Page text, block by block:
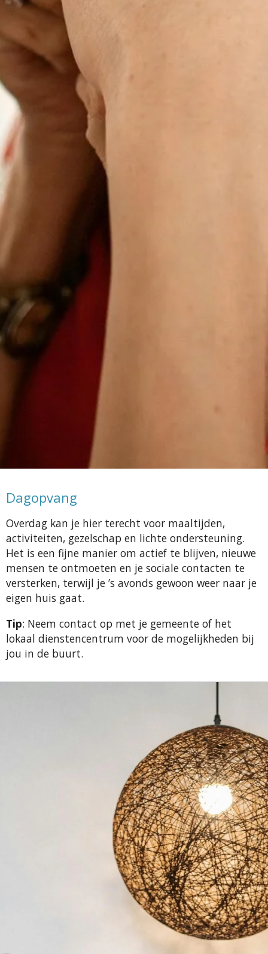
Dagopvang
Overdag kan je hier terecht voor maaltijden,
activiteiten, gezelschap en lichte ondersteuning.
Het is een fijne manier om actief te blijven, nieuwe
mensen te ontmoeten en je sociale contacten te
versterken, terwijl je ’s avonds gewoon weer naar je
eigen huis gaat.
Tip: Neem contact op met je gemeente of het
lokaal dienstencentrum voor de mogelijkheden bij
jou in de buurt.